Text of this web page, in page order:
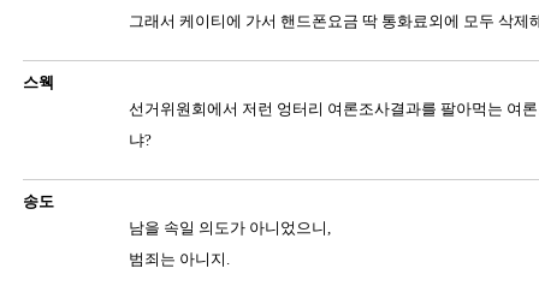
그래서 케이티에 가서 핸드폰요금 딱 통화료외에 모두 삭제
스웩
선거위원회에서 저런 엉터리 여론조사결과를 팔아먹는 여
냐?
송도
남을 속일 의도가 아니었으니,
범죄는 아니지.